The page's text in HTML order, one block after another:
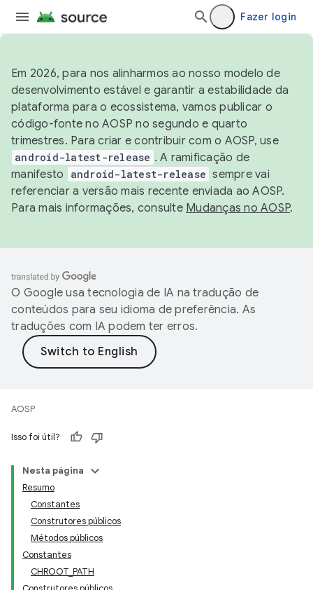
Fazer login
Em 2026, para nos alinharmos ao nosso modelo de
desenvolvimento estável e garantir a estabilidade da
plataforma para o ecossistema, vamos publicar o
código-fonte no AOSP no segundo e quarto
trimestres. Para criar e contribuir com o AOSP, use
android-latest-release . A ramificação de
manifesto
android-latest-release sempre vai
referenciar a versão mais recente enviada ao AOSP.
Para mais informações, consulte Mudanças no AOSP.
O Google usa tecnologia de IA na tradução de
conteúdos para seu idioma de preferência. As
traduções com IA podem ter erros.
AOSP
Isso foi útil?
Nesta página
Resumo
Constantes
Construtores públicos
Métodos públicos
Constantes
CHROOT_PATH